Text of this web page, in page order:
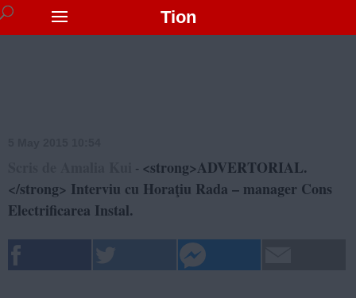
Tion
- <strong>ADVERTORIAL.
</strong> Interviu cu Horaţiu Rada – manager Cons
Electrificarea Instal.